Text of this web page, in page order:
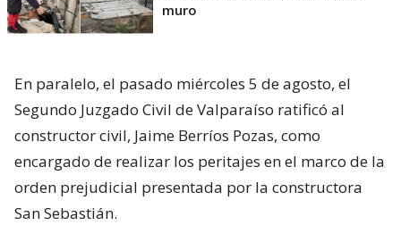
muro
En paralelo, el pasado miércoles 5 de agosto, el
Segundo Juzgado Civil de Valparaíso ratificó al
constructor civil, Jaime Berríos Pozas, como
encargado de realizar los peritajes en el marco de la
orden prejudicial presentada por la constructora
San Sebastián.